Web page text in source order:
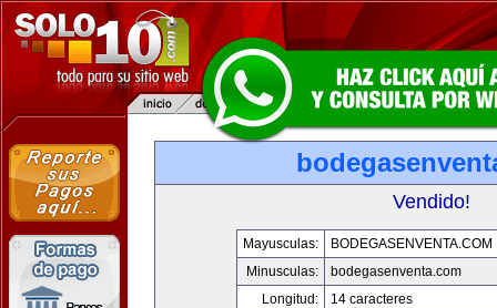
Vendido!
Mayusculas:
BODEGASENVENTA.COM
Minusculas:
bodegasenventa.com
Longitud:
14 caracteres